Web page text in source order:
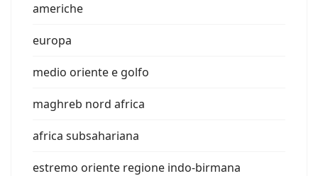
americhe
europa
medio oriente e golfo
maghreb nord africa
africa subsahariana
estremo oriente regione indo-birmana